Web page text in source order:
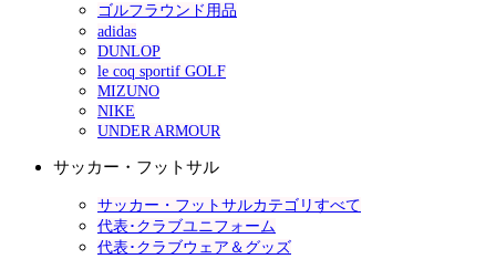
ゴルフラウンド用品
adidas
DUNLOP
le coq sportif GOLF
MIZUNO
NIKE
UNDER ARMOUR
サッカー・フットサル
サッカー・フットサルカテゴリすべて
代表･クラブユニフォーム
代表･クラブウェア＆グッズ